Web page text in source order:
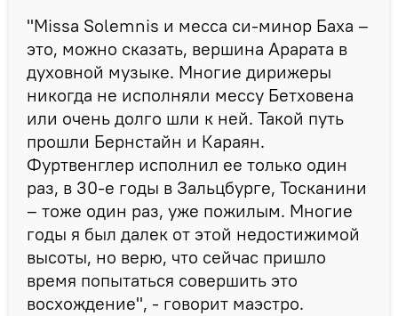
"Missa Solemnis и месса си-минор Баха –
это, можно сказать, вершина Арарата в
духовной музыке. Многие дирижеры
никогда не исполняли мессу Бетховена
или очень долго шли к ней. Такой путь
прошли Бернстайн и Караян.
Фуртвенглер исполнил ее только один
раз, в 30-е годы в Зальцбурге, Тосканини
– тоже один раз, уже пожилым. Многие
годы я был далек от этой недостижимой
высоты, но верю, что сейчас пришло
время попытаться совершить это
восхождение", - говорит маэстро.